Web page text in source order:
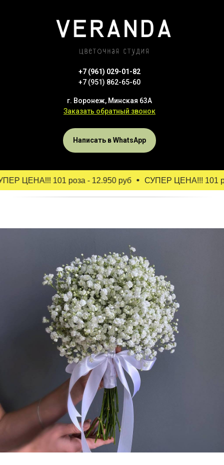
+7 (961) 029-01-82
+7 (951) 862-65-60
г. Воронеж, Минская 63А
Заказать обратный звонок
Написать в WhatsApp
ЦЕНА!!! 101 роза - 12.950 руб СУПЕР ЦЕНА!!! 101